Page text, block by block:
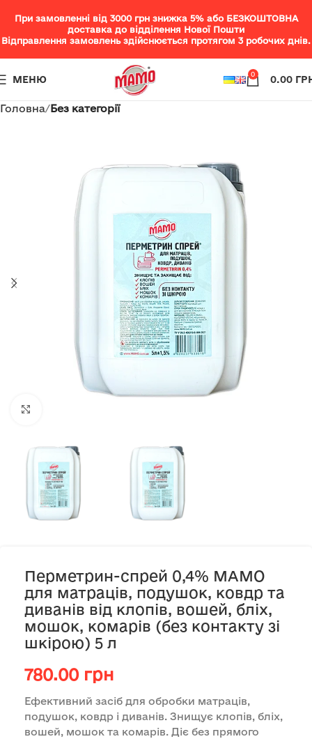
При замовленні від 3000 грн знижка 5% або БЕЗКОШТОВНА
доставка до відділення Нової Пошти
Відправлення замовлень здійснюється протягом 3 робочих днів.
МЕНЮ 0 0.00
Головна Без категорії
Перметрин-спрей 0,4% МАМО
для матраців, подушок, ковдр та
диванів від клопів, вошей, бліх,
мошок, комарів (без контакту зі
шкірою) 5 л
780.00 грн
Ефективний засіб для обробки матраців,
подушок, ковдр і диванів. Знищує клопів, бліх,
вошей, мошок та комарів. Діє без прямого